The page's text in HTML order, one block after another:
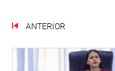
ANTERIOR